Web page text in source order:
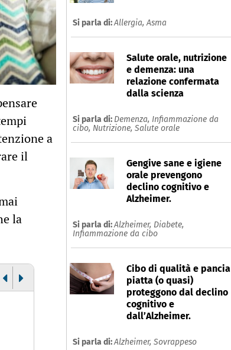
a
il
la
Infiammazione da cibo
Che cos'è
Si parla di:Allergia,Asma
Salute orale, nutrizione
e demenza: una
relazione confermata
dalla scienza
Si parla di: Demenza, Infiammazione da
cibo, Nutrizione, Salute orale
Gengive sane e igiene
orale prevengono
declino cognitivo e
Alzheimer.
Si parla di:Alzheimer, Diabete,
Infiammazione da cibo
Cibo di qualità e pancia
piatta (o quasi)
proteggono dal declino
cognitivo e
dall’Alzheimer.
Si parla di:Alzheimer, Sovrappeso